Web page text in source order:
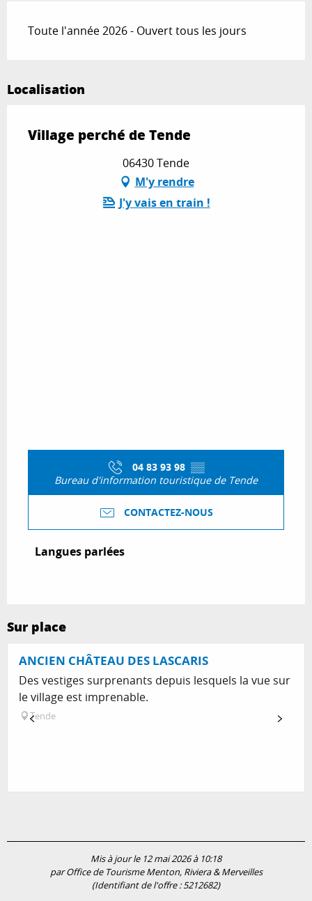
Toute l'année 2026 - Ouvert tous les jours
Localisation
Village perché de Tende
06430 Tende
M'y rendre
J'y vais en train !
04 83 93 98 ▒▒
Bureau d'information touristique de Tende
CONTACTEZ-NOUS
Langues parlées
Langues parlées
Sur place
ANCIEN CHÂTEAU DES LASCARIS
Des vestiges surprenants depuis lesquels la vue sur
le village est imprenable.
Tende
Mis à jour le 12 mai 2026 à 10:18
par Office de Tourisme Menton, Riviera & Merveilles
(Identifiant de l'offre :5212682)